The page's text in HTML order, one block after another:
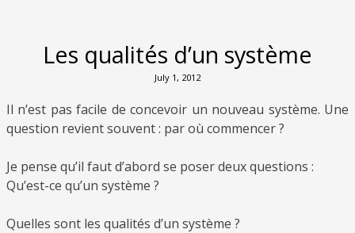
Les qualités d’un système
July 1, 2012
Il n’est pas facile de concevoir un nouveau système. Une
question revient souvent : par où commencer ?
Je pense qu’il faut d’abord se poser deux questions :
Qu’est-ce qu’un système ?
Quelles sont les qualités d’un système ?